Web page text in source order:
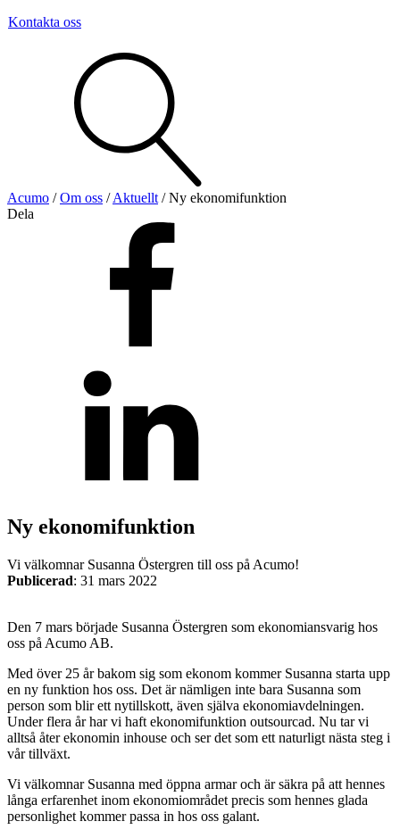
Kontakta oss
Se alla kategorier
Se alla produkter
Se alla leverantörer
Vi hjälper gärna till!
Axelkopplingar Kulskruvar
Pulsgivare / Encoders Wire-modulerGäng- och borrenheter
Motion
LinjärmotorerServodrifterRoterande ställdon
Acumo /Om oss /Aktuellt /Ny ekonomifunktion
Dela
Ny ekonomifunktion
Vi välkomnar Susanna Östergren till oss på Acumo!
Publicerad: 31 mars 2022
Den 7 mars började Susanna Östergren som ekonomiansvarig hos
oss på Acumo AB.
Med över 25 år bakom sig som ekonom kommer Susanna starta upp
en ny funktion hos oss. Det är nämligen inte bara Susanna som
person som blir ett nytillskott, även själva ekonomiavdelningen.
Under flera år har vi haft ekonomifunktion outsourcad. Nu tar vi
alltså åter ekonomin inhouse och ser det som ett naturligt nästa steg i
vår tillväxt.
Vi välkomnar Susanna med öppna armar och är säkra på att hennes
långa erfarenhet inom ekonomiområdet precis som hennes glada
personlighet kommer passa in hos oss galant.